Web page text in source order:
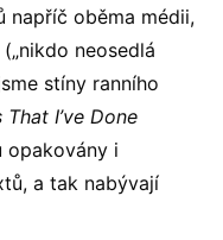
napříč oběma médii,
neosedlá
stíny ranního
I’ve Done
opakovány i
a tak nabývají